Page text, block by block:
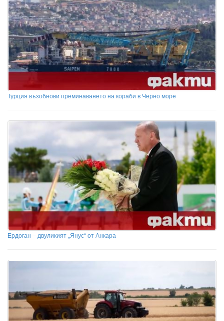
Турция възобнови преминаването на кораби в Черно море
Ердоган – двуликият „Янус“ от Анкара